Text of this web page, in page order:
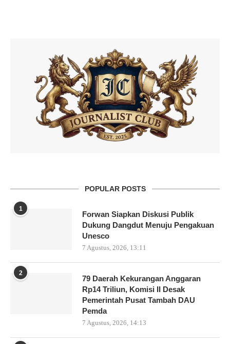
POPULAR POSTS
1
Forwan Siapkan Diskusi Publik
Dukung Dangdut Menuju Pengakuan
Unesco
7 Agustus, 2026, 13:11
2
79 Daerah Kekurangan Anggaran
Rp14 Triliun, Komisi II Desak
Pemerintah Pusat Tambah DAU
Pemda
7 Agustus, 2026, 14:13